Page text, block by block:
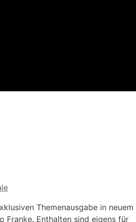
Themenausgabe in neuem
Franke. Enthalten sind eigens für